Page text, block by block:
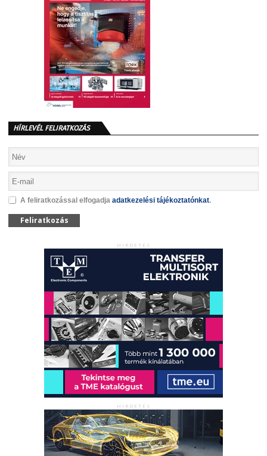
HÍRLEVÉL FELIRATKOZÁS
A feliratkozással elfogadja adatkezelési tájékoztatónkat.
Feliratkozás
HIRDETÉS
HIRDETÉS